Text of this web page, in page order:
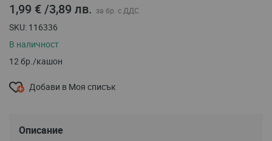
към
началото
на
галерия
със
1,99 €/3,89 лв.
SKU 116336
В наличност
12 бр./кашон
Добави в Моя списък
Описание